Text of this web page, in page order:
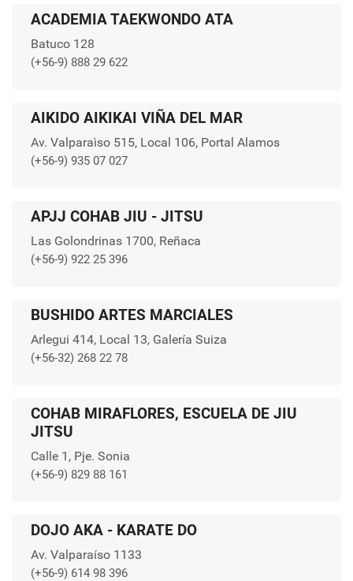
ACADEMIA TAEKWONDO ATA
Batuco 128
(+56-9) 888 29 622
AIKIDO AIKIKAI VIÑA DEL MAR
Av. Valparaìso 515, Local 106, Portal Alamos
(+56-9) 935 07 027
APJJ COHAB JIU - JITSU
Las Golondrinas 1700, Reñaca
(+56-9) 922 25 396
BUSHIDO ARTES MARCIALES
Arlegui 414, Local 13, Galería Suiza
(+56-32) 268 22 78
COHAB MIRAFLORES, ESCUELA DE JIU
JITSU
Calle 1, Pje. Sonia
(+56-9) 829 88 161
DOJO AKA - KARATE DO
Av. Valparaíso 1133
(+56-9) 614 98 396